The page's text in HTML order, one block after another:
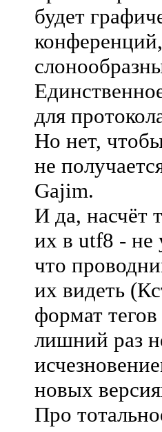
будет
для
Но нет,
не
Gajim.
И да, насчёт
их в utf8 - не
что
их видеть
формат
лишний раз
новых
Про